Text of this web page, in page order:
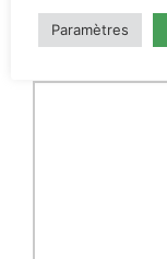
Paramètres